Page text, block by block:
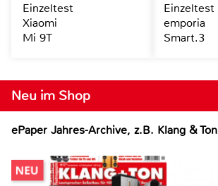
Neu im Shop
ePaper Jahres-Archive, z.B. Klang & Ton
Einzeltest
Xiaomi
Mi 9T
Einzeltest
emporia
Smart.3